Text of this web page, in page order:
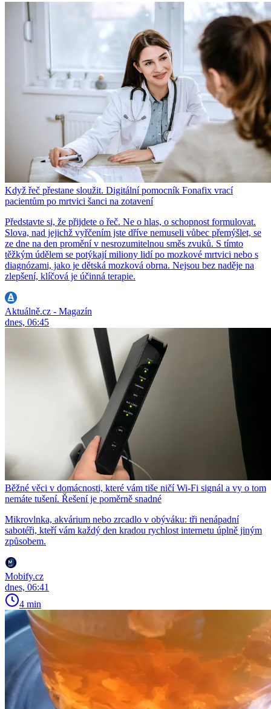
Když řeč přestane sloužit. Digitální pomocník Fonafix vrací
pacientům po mrtvici šanci na zotavení
Představte si, že přijdete o řeč. Ne o hlas, o schopnost formulovat.
Slova, nad jejichž vyřčením jste dříve nemuseli vůbec přemýšlet, se
ze dne na den promění v nesrozumitelnou směs zvuků. S tímto
těžkým údělem se potýkají miliony lidí po mozkové mrtvici nebo s
diagnózami, jako je dětská mozková obrna. Nejsou bez naděje na
zlepšení, klíčová je účinná terapie.
Aktuálně.cz - Magazín
dnes, 06:45
Běžné věci v domácnosti, které vám tiše ničí Wi-Fi signál a vy o tom
nemáte tušení. Řešení je poměrně snadné
Mikrovlnka, akvárium nebo zrcadlo v obýváku: tři nenápadní
sabotéři, kteří vám každý den kradou rychlost internetu úplně jiným
způsobem.
Mobify.cz
dnes, 06:41
4 min